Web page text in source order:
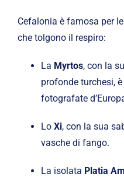
Cefalonia è famosa per le
che tolgono il respiro:
La Myrtos, con la
profonde turchesi,
fotografate
Lo Xi, con la sua
vasche di fango.
La isolata Platia